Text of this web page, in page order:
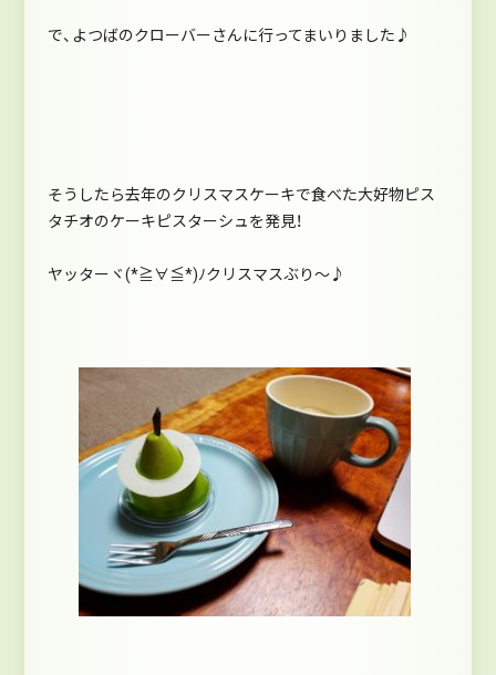
で、よつばのクローバーさんに行ってまいりました♪
そうしたら去年のクリスマスケーキで食べた大好物ピス
タチオのケーキピスターシュを発見！
ヤッターヾ(*≧∀≦*)ﾉクリスマスぶり～♪